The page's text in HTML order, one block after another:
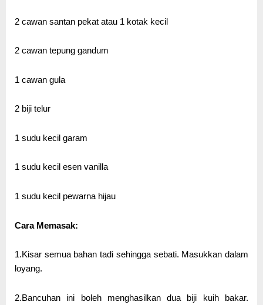
2 cawan santan pekat atau 1 kotak kecil
2 cawan tepung gandum
1 cawan gula
2 biji telur
1 sudu kecil garam
1 sudu kecil esen vanilla
1 sudu kecil pewarna hijau
Cara Memasak:
1.Kisar semua bahan tadi sehingga sebati. Masukkan dalam
loyang.
2.Bancuhan ini boleh menghasilkan dua biji kuih bakar.